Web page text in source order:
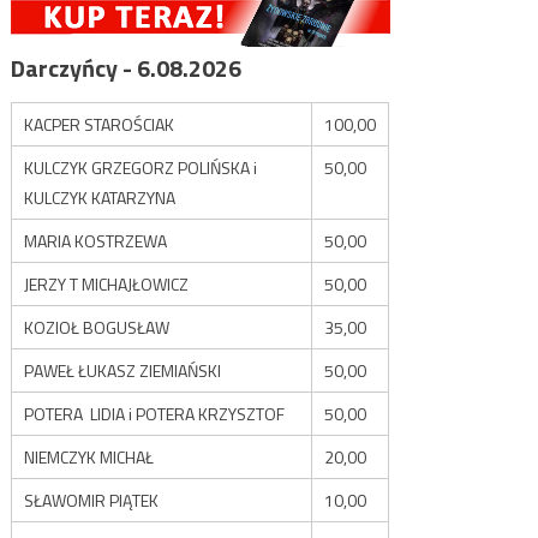
Darczyńcy - 6.08.2026
KACPER STAROŚCIAK
100,00
KULCZYK GRZEGORZ POLIŃSKA i
KULCZYK KATARZYNA
50,00
MARIA KOSTRZEWA
50,00
JERZY T MICHAJŁOWICZ
50,00
KOZIOŁ BOGUSŁAW
35,00
PAWEŁ ŁUKASZ ZIEMIAŃSKI
50,00
POTERA LIDIA i POTERA KRZYSZTOF
50,00
NIEMCZYK MICHAŁ
20,00
SŁAWOMIR PIĄTEK
10,00